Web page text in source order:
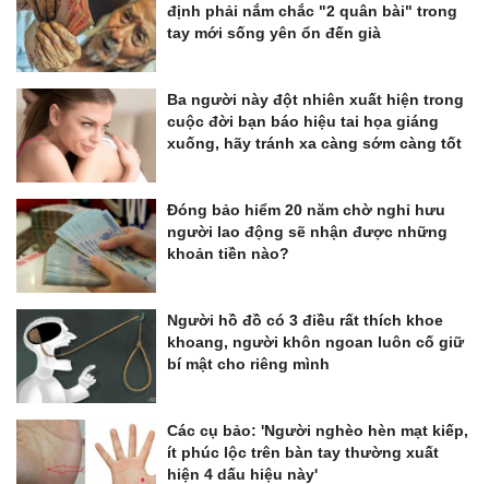
định phải nắm chắc "2 quân bài" trong
tay mới sống yên ổn đến già
Ba người này đột nhiên xuất hiện trong
cuộc đời bạn báo hiệu tai họa giáng
xuống, hãy tránh xa càng sớm càng tốt
Đóng bảo hiểm 20 năm chờ nghỉ hưu
người lao động sẽ nhận được những
khoản tiền nào?
Người hồ đồ có 3 điều rất thích khoe
khoang, người khôn ngoan luôn cố giữ
bí mật cho riêng mình
Các cụ bảo: 'Người nghèo hèn mạt kiếp,
ít phúc lộc trên bàn tay thường xuất
hiện 4 dấu hiệu này'